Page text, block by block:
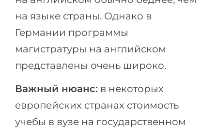
на языке страны. Однако в
Германии программы
магистратуры на английском
представлены очень широко.
Важный нюанс: в некоторых
европейских странах стоимость
учебы в вузе на государственном